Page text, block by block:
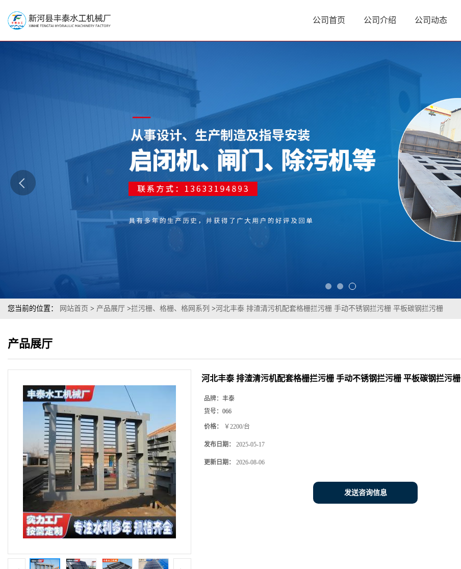
公司首页 公司介绍 公司动态
您当前的位置： 网站首页 > 产品展厅 >拦污栅、格栅、格网系列 >河北丰泰 排渣清污机配套格栅拦污栅 手动不锈钢拦污栅 平板碳钢拦污栅
产品展厅
河北丰泰 排渣清污机配套格栅拦污栅 手动不锈钢拦污栅 平板碳钢拦污栅
品牌： 丰泰
货号： 066
价格： ￥2200/台
发布日期： 2025-05-17
更新日期： 2026-08-06
发送咨询信息